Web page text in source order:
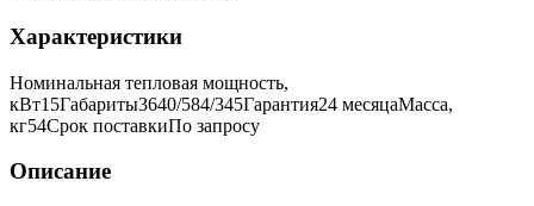
Характеристики
Номинальная тепловая мощность,
кВт15Габариты3640/584/345Гарантия24 месяцаМасса,
кг54Срок поставкиПо запросу
Описание